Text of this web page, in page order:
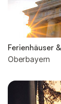
Ferienhäuser
Oberbayern